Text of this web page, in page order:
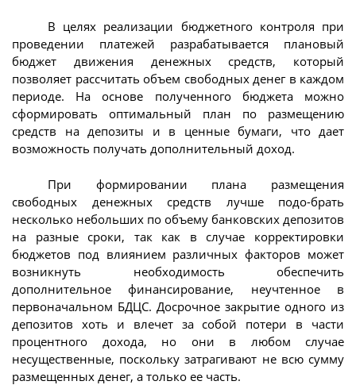
В целях реализации бюджетного контроля при
проведении платежей разрабатывается плановый
бюджет движения денежных средств, который
позволяет рассчитать объем свободных денег в каждом
периоде. На основе полученного бюджета можно
сформировать оптимальный план по размещению
средств на депозиты и в ценные бумаги, что дает
возможность получать дополнительный доход.
При формировании плана размещения
свободных денежных средств лучше подо-брать
несколько небольших по объему банковских депозитов
на разные сроки, так как в случае корректировки
бюджетов под влиянием различных факторов может
возникнуть необходимость обеспечить
дополнительное финансирование, неучтенное в
первоначальном БДЦС. Досрочное закрытие одного из
депозитов хоть и влечет за собой потери в части
процентного дохода, но они в любом случае
несущественные, поскольку затрагивают не всю сумму
размещенных денег, а только ее часть.